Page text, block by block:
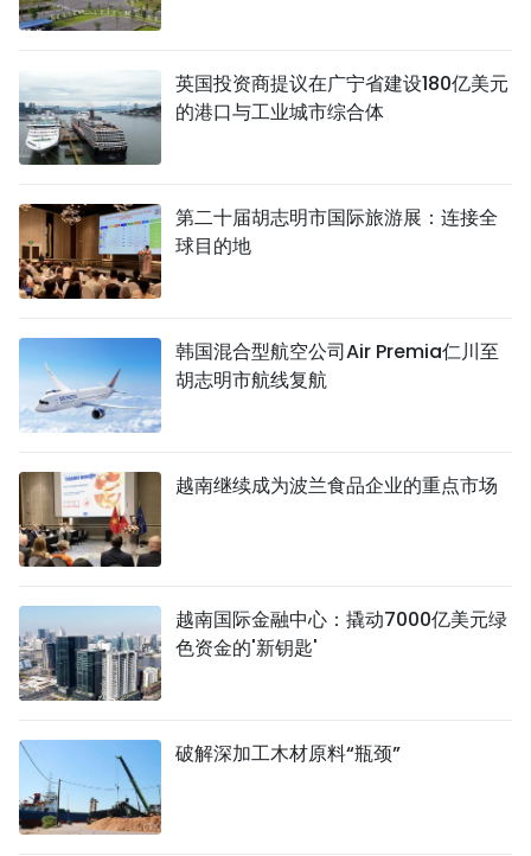
英国投资商提议在广宁省建设180亿美元
的港口与工业城市综合体
第二十届胡志明市国际旅游展：连接全
球目的地
韩国混合型航空公司Air Premia仁川至
胡志明市航线复航
越南继续成为波兰食品企业的重点市场
越南国际金融中心：撬动7000亿美元绿
色资金的'新钥匙'
破解深加工木材原料“瓶颈”